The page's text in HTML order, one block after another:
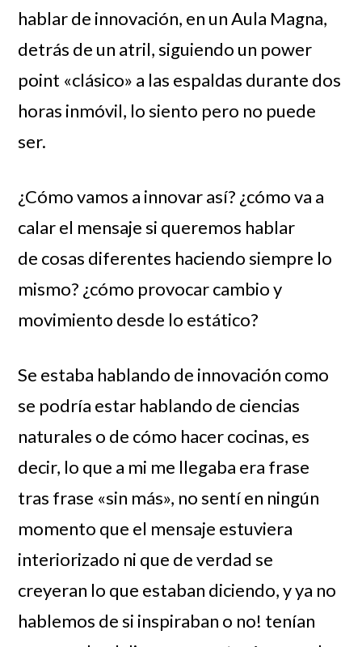
hablar de innovación, en un Aula Magna,
detrás de un atril, siguiendo un power
point «clásico» a las espaldas durante dos
horas inmóvil, lo siento pero no puede
ser.
¿Cómo vamos a innovar así? ¿cómo va a
calar el mensaje si queremos hablar
de cosas diferentes haciendo siempre lo
mismo? ¿cómo provocar cambio y
movimiento desde lo estático?
Se estaba hablando de innovación como
se podría estar hablando de ciencias
naturales o de cómo hacer cocinas, es
decir, lo que a mi me llegaba era frase
tras frase «sin más», no sentí en ningún
momento que el mensaje estuviera
interiorizado ni que de verdad se
creyeran lo que estaban diciendo, y ya no
hablemos de si inspiraban o no! tenían